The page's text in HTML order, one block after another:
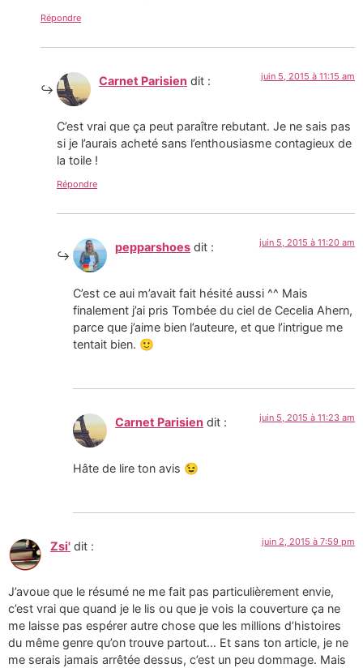
Répondre
Carnet Parisien dit : juin 5, 2015 à 11:15 am
C’est vrai que ça peut paraître rebutant. Je ne sais pas
si je l’aurais acheté sans l’enthousiasme contagieux de
la toile !
Répondre
pepparshoes dit : juin 5, 2015 à 11:20 am
C’est ce aui m’avait fait hésité aussi ^^ Mais
finalement j’ai pris Tombée du ciel de Cecelia Ahern,
parce que j’aime bien l’auteure, et que l’intrigue me
tentait bien. 🙂
Carnet Parisien dit : juin 5, 2015 à 11:23 am
Hâte de lire ton avis 😉
Zsi' dit : juin 2, 2015 à 7:59 pm
J’avoue que le résumé ne me fait pas particulièrement envie,
c’est vrai que quand je le lis ou que je vois la couverture ça ne
me laisse pas espérer autre chose que les millions d’histoires
du même genre qu’on trouve partout… Et sans ton article, je ne
me serais jamais arrêtée dessus, c’est un peu dommage. Mais